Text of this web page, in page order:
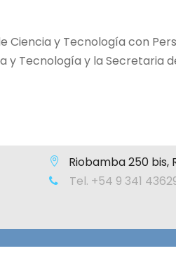
Ciencia y Tecnología con
y Tecnología y la Secretaria
Riobamba 250 bis,
Tel. +54 9 341